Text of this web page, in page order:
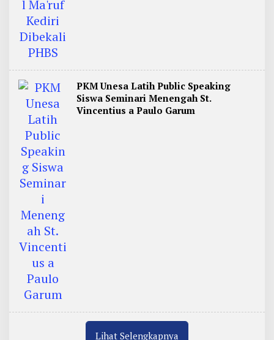
PKM Unesa Latih Public Speaking
Siswa Seminari Menengah St.
Vincentius a Paulo Garum
Lihat Selengkapnya